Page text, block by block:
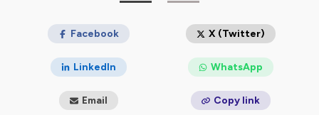
résonance pour faire entendre la voix de la jeunesse.
Hébergé par Ausha. Visitez
ausha.co/politique-de-
Facebook X (Twitter)
LinkedIn WhatsApp
Email Copy link